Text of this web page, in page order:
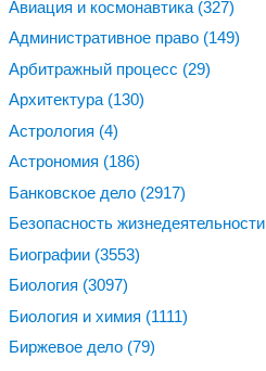
Авиация и космонавтика (327)
Административное право (149)
Арбитражный процесс (29)
Архитектура (130)
Астрология (4)
Астрономия (186)
Банковское дело (2917)
Безопасность жизнедеятельности
Биографии (3553)
Биология (3097)
Биология и химия (1111)
Биржевое дело (79)